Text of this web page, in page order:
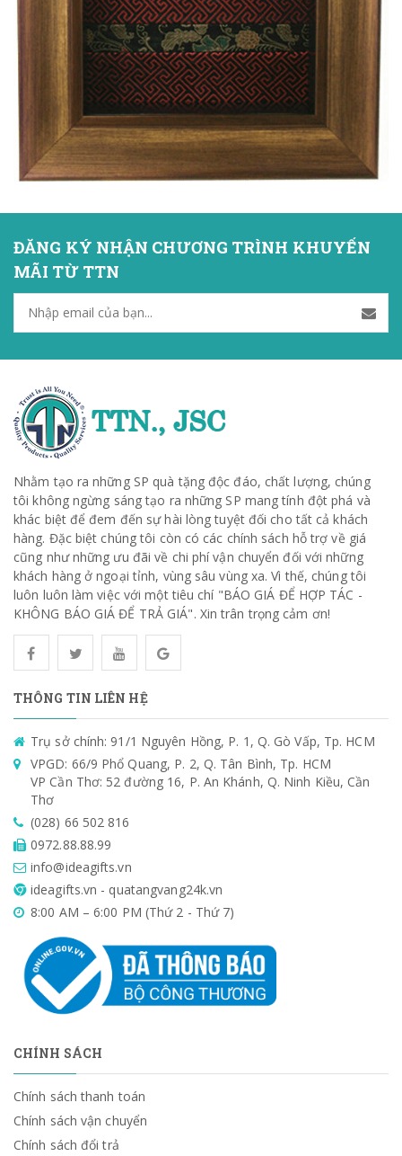
ĐĂNG KÝ NHẬN CHƯƠNG TRÌNH KHUYẾN
MÃI TỪ TTN
Nhằm tạo ra những SP quà tặng độc đáo, chất lượng, chúng
tôi không ngừng sáng tạo ra những SP mang tính đột phá và
khác biệt để đem đến sự hài lòng tuyệt đối cho tất cả khách
hàng. Đặc biệt chúng tôi còn có các chính sách hỗ trợ về giá
cũng như những ưu đãi về chi phí vận chuyển đối với những
khách hàng ở ngoại tỉnh, vùng sâu vùng xa. Vì thế, chúng tôi
luôn luôn làm việc với một tiêu chí "BÁO GIÁ ĐỂ HỢP TÁC -
KHÔNG BÁO GIÁ ĐỂ TRẢ GIÁ". Xin trân trọng cảm ơn!
THÔNG TIN LIÊN HỆ
Trụ sở chính: 91/1 Nguyên Hồng, P. 1, Q. Gò Vấp, Tp. HCM
VPGD: 66/9 Phổ Quang, P. 2, Q. Tân Bình, Tp. HCM
VP Cần Thơ: 52 đường 16, P. An Khánh, Q. Ninh Kiều, Cần
Thơ
(028) 66 502 816
0972.88.88.99
info@ideagifts.vn
ideagifts.vn - quatangvang24k.vn
8:00 AM – 6:00 PM (Thứ 2 - Thứ 7)
CHÍNH SÁCH
Chính sách thanh toán
Chính sách vận chuyển
Chính sách đổi trả